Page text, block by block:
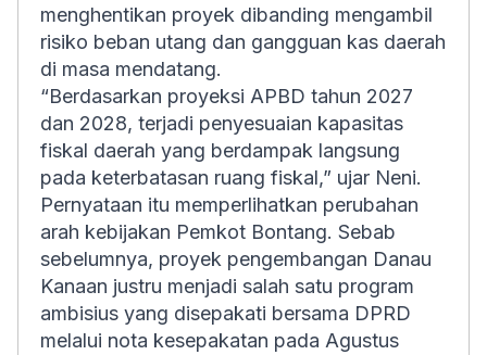
menghentikan proyek dibanding mengambil
risiko beban utang dan gangguan kas daerah
di masa mendatang.
“Berdasarkan proyeksi APBD tahun 2027
dan 2028, terjadi penyesuaian kapasitas
fiskal daerah yang berdampak langsung
pada keterbatasan ruang fiskal,” ujar Neni.
Pernyataan itu memperlihatkan perubahan
arah kebijakan Pemkot Bontang. Sebab
sebelumnya, proyek pengembangan Danau
Kanaan justru menjadi salah satu program
ambisius yang disepakati bersama DPRD
melalui nota kesepakatan pada Agustus